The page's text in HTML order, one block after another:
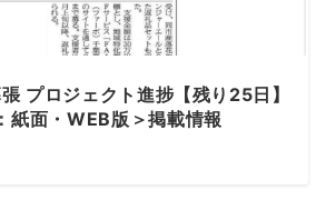
プロジェクト進捗【残り25日】
紙面・WEB版＞掲載情報